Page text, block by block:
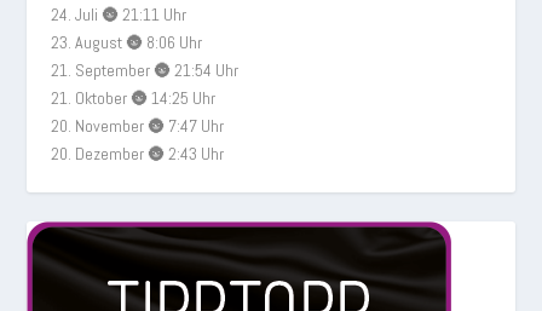
24. Juli 🌚 21:11 Uhr
23. August 🌚 8:06 Uhr
21. September 🌚 21:54 Uhr
21. Oktober 🌚 14:25 Uhr
20. November 🌚 7:47 Uhr
20. Dezember 🌚 2:43 Uhr